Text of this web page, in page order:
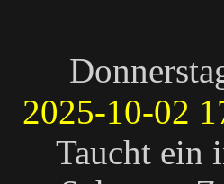
2025-10-02
Taucht ein